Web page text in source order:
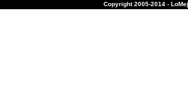
Copyright 2005-2014 -